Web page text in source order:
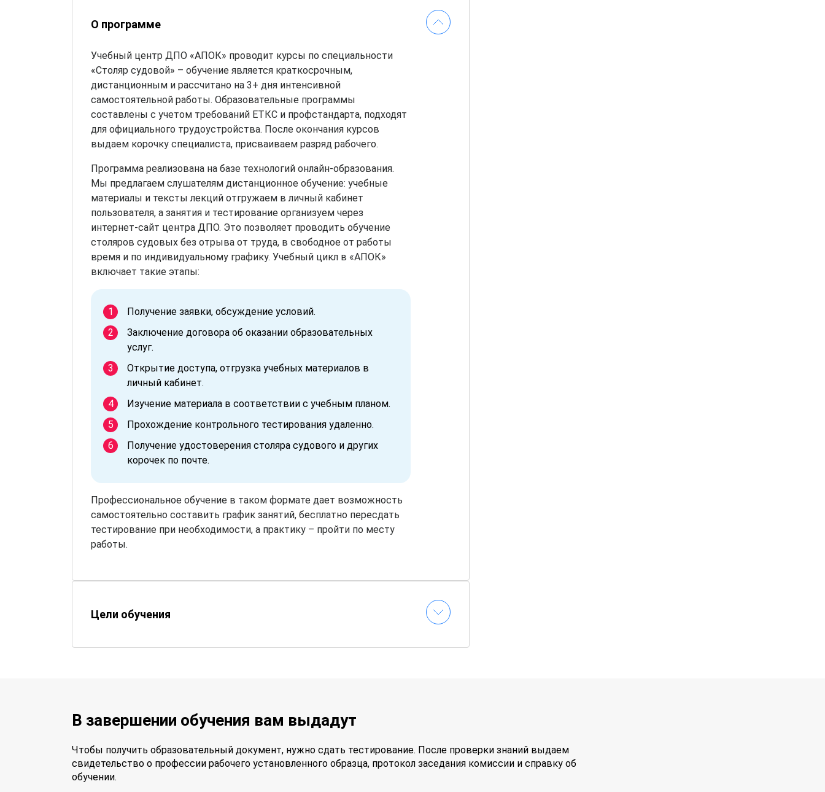
О программе
Учебный центр ДПО «АПОК» проводит курсы по специальности
«Столяр судовой» – обучение является краткосрочным,
дистанционным и рассчитано на 3+ дня интенсивной
самостоятельной работы. Образовательные программы
составлены с учетом требований ЕТКС и профстандарта, подходят
для официального трудоустройства. После окончания курсов
выдаем корочку специалиста, присваиваем разряд рабочего.
Программа реализована на базе технологий онлайн-образования.
Мы предлагаем слушателям дистанционное обучение: учебные
материалы и тексты лекций отгружаем в личный кабинет
пользователя, а занятия и тестирование организуем через
интернет-сайт центра ДПО. Это позволяет проводить обучение
столяров судовых без отрыва от труда, в свободное от работы
время и по индивидуальному графику. Учебный цикл в «АПОК»
включает такие этапы:
Получение заявки, обсуждение условий.
Заключение договора об оказании образовательных
услуг.
Открытие доступа, отгрузка учебных материалов в
личный кабинет.
Изучение материала в соответствии с учебным планом.
Прохождение контрольного тестирования удаленно.
Получение удостоверения столяра судового и других
корочек по почте.
Профессиональное обучение в таком формате дает возможность
самостоятельно составить график занятий, бесплатно пересдать
тестирование при необходимости, а практику – пройти по месту
работы.
Цели обучения
В завершении обучения вам выдадут
Чтобы получить образовательный документ, нужно сдать тестирование. После проверки знаний выдаем
свидетельство о профессии рабочего установленного образца, протокол заседания комиссии и справку об
обучении.